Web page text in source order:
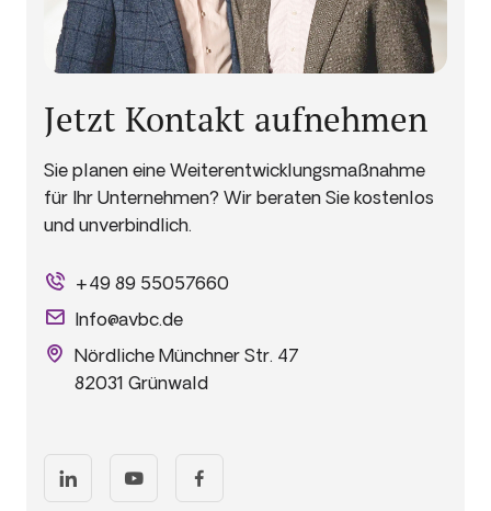
Jetzt Kontakt aufnehmen
Sie planen eine Weiterentwicklungsmaßnahme
für Ihr Unternehmen? Wir beraten Sie kostenlos
und unverbindlich.
+49 89 55057660
Info@avbc.de
Nördliche Münchner Str. 47
82031 Grünwald